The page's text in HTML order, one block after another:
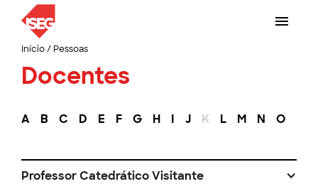
Início/ Pessoas
Docentes
A B C D E F G H I J K L M N O
Professor Catedrático Visitante